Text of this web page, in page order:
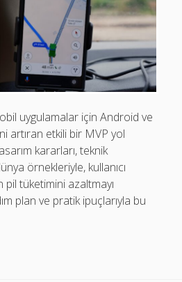
uygulamalar için Android ve
artıran etkili bir MVP yol
kararları, teknik
örnekleriyle, kullanıcı
tüketimini azaltmayı
plan ve pratik ipuçlarıyla bu